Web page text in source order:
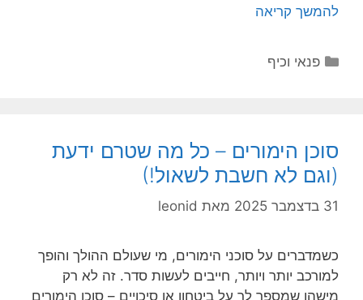
להמשך קריאה
קטגוריות
פנאי וכיף
סוכן הימורים – כל מה שטרם ידעת
(וגם לא חשבת לשאול!)
31 בדצמבר 2025 מאת leonid
כשמדברים על סוכני הימורים, מי שעולם ההולך והופך
למורכב יותר ויותר, חייבים לעשות סדר. זה לא רק
מישהו שמספר לך על ביטחון או סיכויים – סוכן הימורים